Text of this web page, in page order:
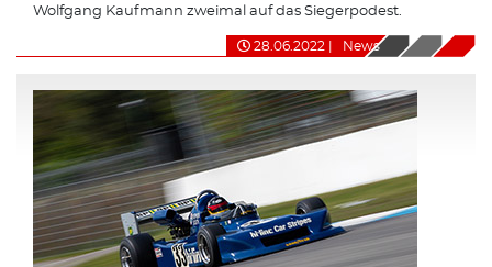
Wolfgang Kaufmann zweimal auf das Siegerpodest.
28.06.2022 News